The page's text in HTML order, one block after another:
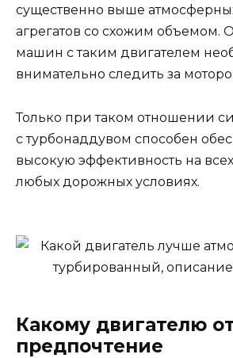
существенно выше
агрегатов со схожим объемом.
машин с таким двигателем
внимательно следить за
Только при таком отношении
с турбонаддувом способен
высокую эффективность на
любых дорожных условиях.
Какому двигателю
предпочтение